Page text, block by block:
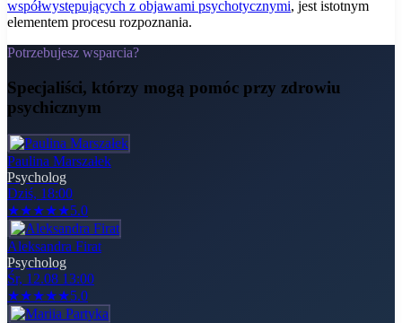
współwystępujących z objawami psychotycznymi, jest istotnym
elementem procesu rozpoznania.
Potrzebujesz wsparcia?
Specjaliści, którzy mogą pomóc przy zdrowiu
psychicznym
Paulina Marszałek
Psycholog
Dziś, 18:00
★★★★★5.0
Aleksandra Firat
Psycholog
Śr, 12.08 13:00
★★★★★5.0